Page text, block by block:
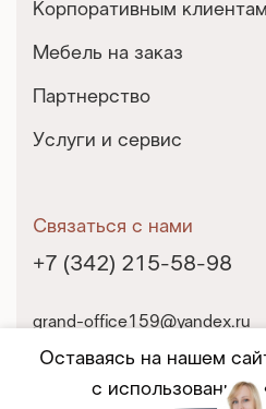
Корпоративным клиентам
Мебель на заказ
Партнерство
Услуги и сервис
Связаться с нами
+7 (342) 215-58-98
grand-office159@yandex.ru
г. Пермь, ул.
Оставаясь на нашем
с использованием